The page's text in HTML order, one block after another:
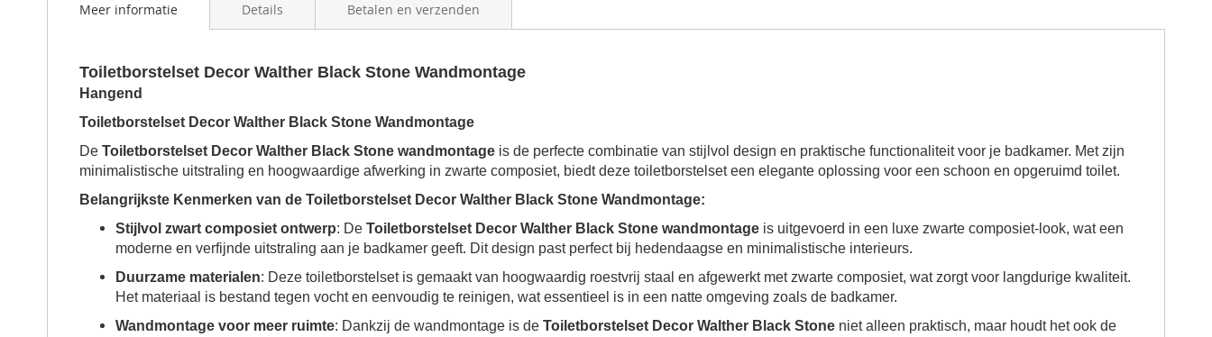
Meer informatie
Toiletborstelset Decor Walther Black Stone Wandmontage
Hangend
Toiletborstelset Decor Walther Black Stone Wandmontage
De Toiletborstelset Decor Walther Black Stone wandmontage is de perfecte combinatie van stijlvol design en praktische functionaliteit voor je badkamer. Met zijn
minimalistische uitstraling en hoogwaardige afwerking in zwarte composiet, biedt deze toiletborstelset een elegante oplossing voor een schoon en opgeruimd toilet.
Belangrijkste Kenmerken van de Toiletborstelset Decor Walther Black Stone Wandmontage:
Stijlvol zwart composiet ontwerp: De Toiletborstelset Decor Walther Black Stone wandmontage is uitgevoerd in een luxe zwarte composiet-look, wat een
moderne en verfijnde uitstraling aan je badkamer geeft. Dit design past perfect bij hedendaagse en minimalistische interieurs.
Duurzame materialen: Deze toiletborstelset is gemaakt van hoogwaardig roestvrij staal en afgewerkt met zwarte composiet, wat zorgt voor langdurige kwaliteit.
Het materiaal is bestand tegen vocht en eenvoudig te reinigen, wat essentieel is in een natte omgeving zoals de badkamer.
Wandmontage voor meer ruimte: Dankzij de wandmontage is de Toiletborstelset Decor Walther Black Stone niet alleen praktisch, maar houdt het ook de
Details Betalen en verzenden